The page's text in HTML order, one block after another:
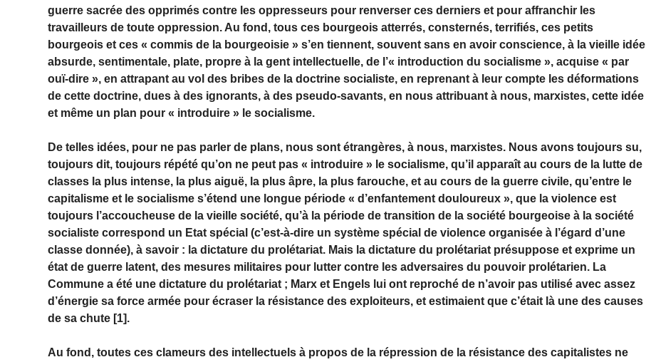
guerre sacrée des opprimés contre les oppresseurs pour renverser ces derniers et pour affranchir les
travailleurs de toute oppression. Au fond, tous ces bourgeois atterrés, consternés, terrifiés, ces petits
bourgeois et ces « commis de la bourgeoisie » s’en tiennent, souvent sans en avoir conscience, à la vieille idée
absurde, sentimentale, plate, propre à la gent intellectuelle, de l’« introduction du socialisme », acquise « par
ouï-dire », en attrapant au vol des bribes de la doctrine socialiste, en reprenant à leur compte les déformations
de cette doctrine, dues à des ignorants, à des pseudo-savants, en nous attribuant à nous, marxistes, cette idée
et même un plan pour « introduire » le socialisme.
De telles idées, pour ne pas parler de plans, nous sont étrangères, à nous, marxistes. Nous avons toujours su,
toujours dit, toujours répété qu’on ne peut pas « introduire » le socialisme, qu’il apparaît au cours de la lutte de
classes la plus intense, la plus aiguë, la plus âpre, la plus farouche, et au cours de la guerre civile, qu’entre le
capitalisme et le socialisme s’étend une longue période « d’enfantement douloureux », que la violence est
toujours l’accoucheuse de la vieille société, qu’à la période de transition de la société bourgeoise à la société
socialiste correspond un Etat spécial (c’est-à-dire un système spécial de violence organisée à l’égard d’une
classe donnée), à savoir : la dictature du prolétariat. Mais la dictature du prolétariat présuppose et exprime un
état de guerre latent, des mesures militaires pour lutter contre les adversaires du pouvoir prolétarien. La
Commune a été une dictature du prolétariat ; Marx et Engels lui ont reproché de n’avoir pas utilisé avec assez
d’énergie sa force armée pour écraser la résistance des exploiteurs, et estimaient que c’était là une des causes
de sa chute [1].
Au fond, toutes ces clameurs des intellectuels à propos de la répression de la résistance des capitalistes ne